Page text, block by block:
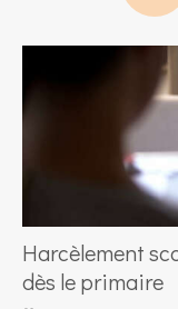
Harcèlement
dès le primaire